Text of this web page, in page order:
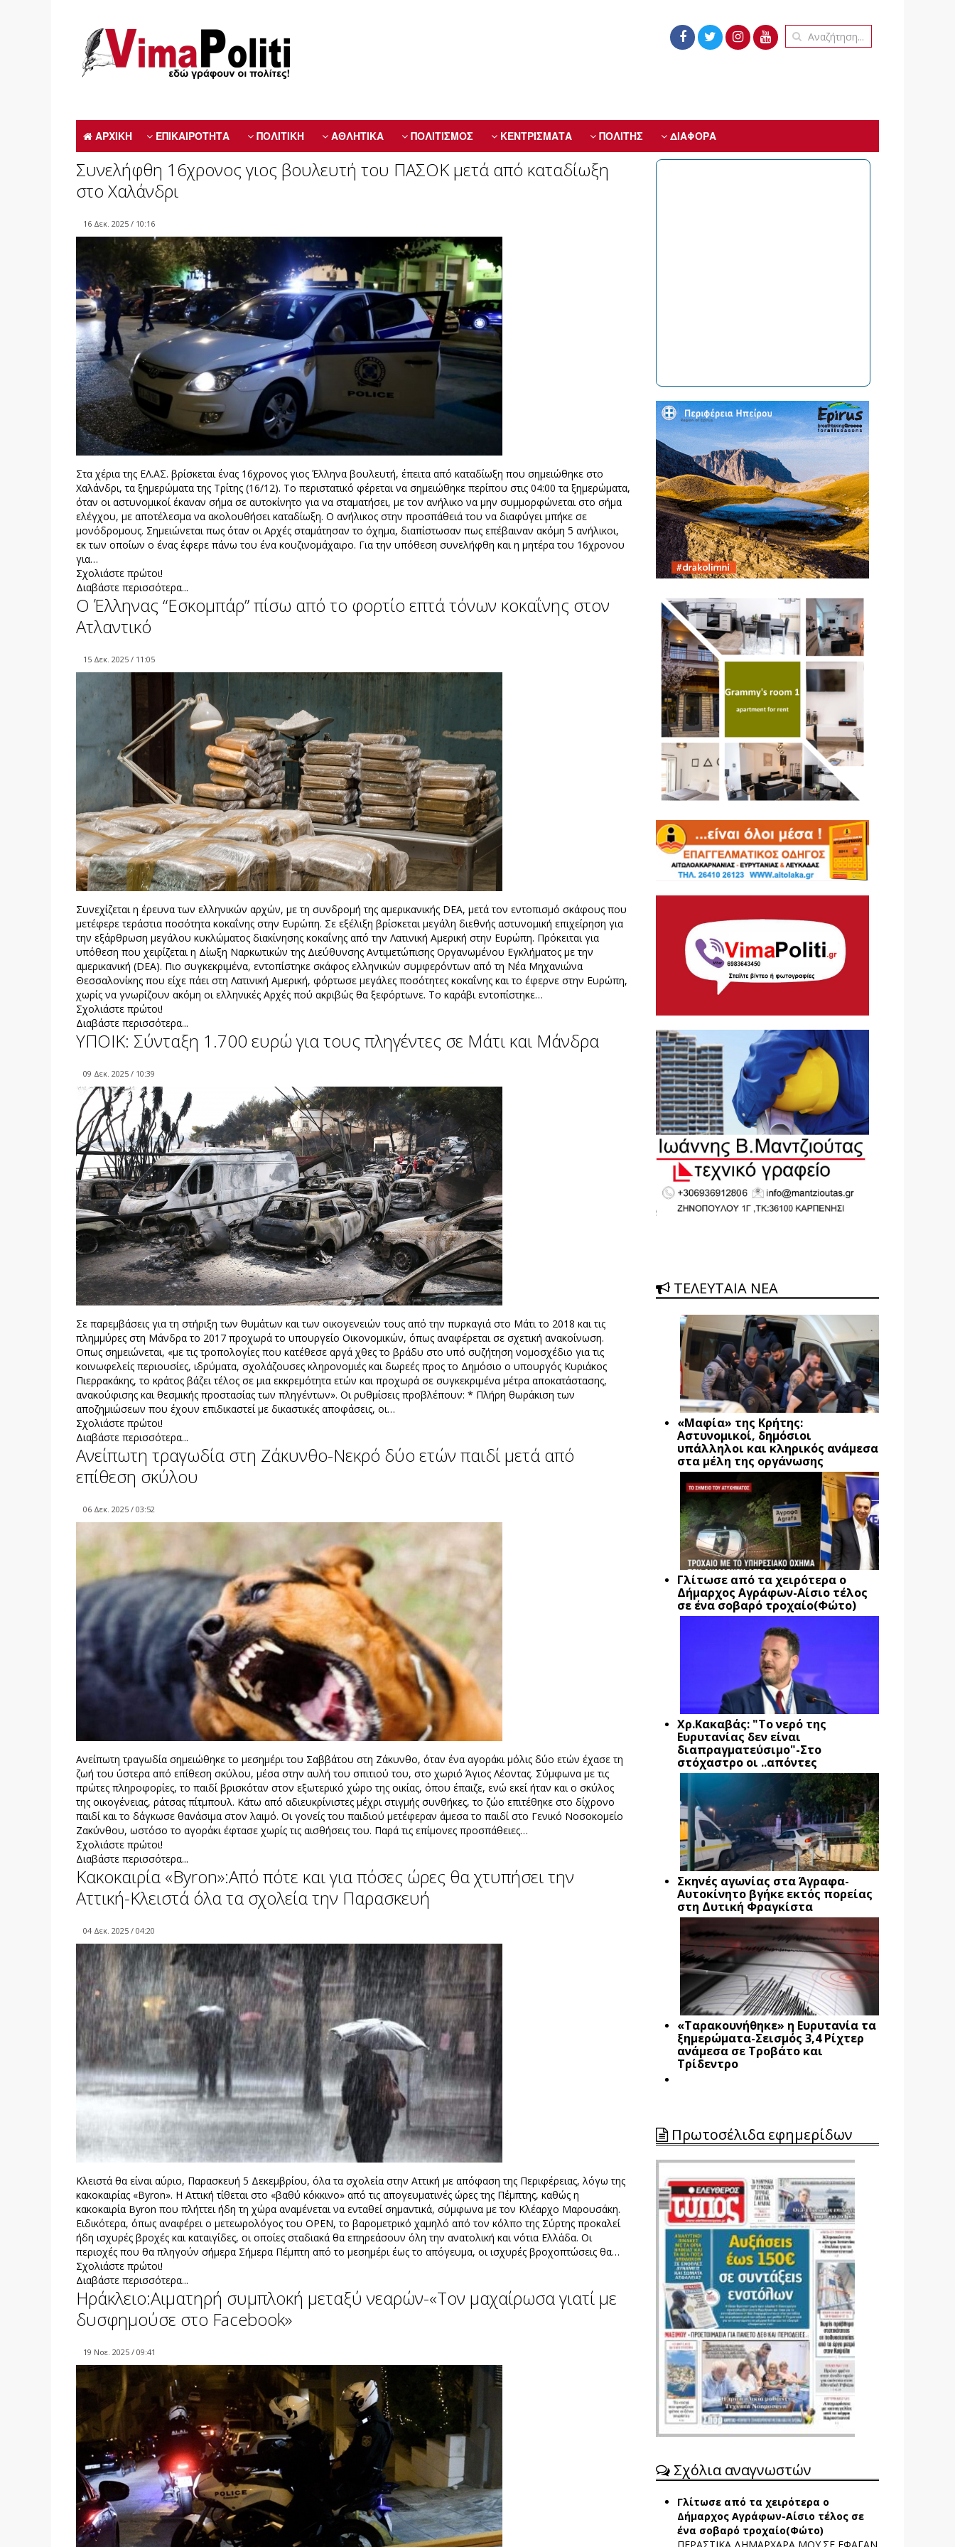
ΑΡΧΙΚΗ ΕΠΙΚΑΙΡΟΤΗΤΑ ΠΟΛΙΤΙΚΗ ΑΘΛΗΤΙΚΑ ΠΟΛΙΤΙΣΜΟΣ ΚΕΝΤΡΙΣΜΑΤΑ ΠΟΛΙΤΗΣ ΔΙΑΦΟΡΑ
Συνελήφθη 16χρονος γιος βουλευτή του ΠΑΣΟΚ μετά από καταδίωξη
στο Χαλάνδρι
16 Δεκ. 2025 / 10:16
Στα χέρια της ΕΛ.ΑΣ. βρίσκεται ένας 16χρονος γιος Έλληνα βουλευτή, έπειτα από καταδίωξη που σημειώθηκε στο
Χαλάνδρι, τα ξημερώματα της Τρίτης (16/12). Το περιστατικό φέρεται να σημειώθηκε περίπου στις 04:00 τα ξημερώματα,
όταν οι αστυνομικοί έκαναν σήμα σε αυτοκίνητο για να σταματήσει, με τον ανήλικο να μην συμμορφώνεται στο σήμα
ελέγχου, με αποτέλεσμα να ακολουθήσει καταδίωξη. Ο ανήλικος στην προσπάθειά του να διαφύγει μπήκε σε
μονόδρομους. Σημειώνεται πως όταν οι Αρχές σταμάτησαν το όχημα, διαπίστωσαν πως επέβαιναν ακόμη 5 ανήλικοι,
εκ των οποίων ο ένας έφερε πάνω του ένα κουζινομάχαιρο. Για την υπόθεση συνελήφθη και η μητέρα του 16χρονου
για…
Σχολιάστε πρώτοι!
Διαβάστε περισσότερα...
Ο Έλληνας “Εσκομπάρ” πίσω από το φορτίο επτά τόνων κοκαΐνης στον
Ατλαντικό
15 Δεκ. 2025 / 11:05
Συνεχίζεται η έρευνα των ελληνικών αρχών, με τη συνδρομή της αμερικανικής DEA, μετά τον εντοπισμό σκάφους που
μετέφερε τεράστια ποσότητα κοκαΐνης στην Ευρώπη. Σε εξέλιξη βρίσκεται μεγάλη διεθνής αστυνομική επιχείρηση για
την εξάρθρωση μεγάλου κυκλώματος διακίνησης κοκαΐνης από την Λατινική Αμερική στην Ευρώπη. Πρόκειται για
υπόθεση που χειρίζεται η Δίωξη Ναρκωτικών της Διεύθυνσης Αντιμετώπισης Οργανωμένου Εγκλήματος με την
αμερικανική (DEA). Πιο συγκεκριμένα, εντοπίστηκε σκάφος ελληνικών συμφερόντων από τη Νέα Μηχανιώνα
Θεσσαλονίκης που είχε πάει στη Λατινική Αμερική, φόρτωσε μεγάλες ποσότητες κοκαΐνης και το έφερνε στην Ευρώπη,
χωρίς να γνωρίζουν ακόμη οι ελληνικές Αρχές πού ακριβώς θα ξεφόρτωνε. Το καράβι εντοπίστηκε…
Σχολιάστε πρώτοι!
Διαβάστε περισσότερα...
ΥΠΟΙΚ: Σύνταξη 1.700 ευρώ για τους πληγέντες σε Μάτι και Μάνδρα
09 Δεκ. 2025 / 10:39
Σε παρεμβάσεις για τη στήριξη των θυμάτων και των οικογενειών τους από την πυρκαγιά στο Μάτι το 2018 και τις
πλημμύρες στη Μάνδρα το 2017 προχωρά το υπουργείο Οικονομικών, όπως αναφέρεται σε σχετική ανακοίνωση.
Οπως σημειώνεται, «με τις τροπολογίες που κατέθεσε αργά χθες το βράδυ στο υπό συζήτηση νομοσχέδιο για τις
κοινωφελείς περιουσίες, ιδρύματα, σχολάζουσες κληρονομιές και δωρεές προς το Δημόσιο ο υπουργός Κυριάκος
Πιερρακάκης, το κράτος βάζει τέλος σε μια εκκρεμότητα ετών και προχωρά σε συγκεκριμένα μέτρα αποκατάστασης,
ανακούφισης και θεσμικής προστασίας των πληγέντων». Οι ρυθμίσεις προβλέπουν: * Πλήρη θωράκιση των
αποζημιώσεων που έχουν επιδικαστεί με δικαστικές αποφάσεις, οι…
Σχολιάστε πρώτοι!
Διαβάστε περισσότερα...
Ανείπωτη τραγωδία στη Ζάκυνθο-Νεκρό δύο ετών παιδί μετά από
επίθεση σκύλου
06 Δεκ. 2025 / 03:52
Ανείπωτη τραγωδία σημειώθηκε το μεσημέρι του Σαββάτου στη Ζάκυνθο, όταν ένα αγοράκι μόλις δύο ετών έχασε τη
ζωή του ύστερα από επίθεση σκύλου, μέσα στην αυλή του σπιτιού του, στο χωριό Άγιος Λέοντας. Σύμφωνα με τις
πρώτες πληροφορίες, το παιδί βρισκόταν στον εξωτερικό χώρο της οικίας, όπου έπαιζε, ενώ εκεί ήταν και ο σκύλος
της οικογένειας, ράτσας πίτμπουλ. Κάτω από αδιευκρίνιστες μέχρι στιγμής συνθήκες, το ζώο επιτέθηκε στο δίχρονο
παιδί και το δάγκωσε θανάσιμα στον λαιμό. Οι γονείς του παιδιού μετέφεραν άμεσα το παιδί στο Γενικό Νοσοκομείο
Ζακύνθου, ωστόσο το αγοράκι έφτασε χωρίς τις αισθήσεις του. Παρά τις επίμονες προσπάθειες…
Σχολιάστε πρώτοι!
Διαβάστε περισσότερα...
Κακοκαιρία «Byron»:Από πότε και για πόσες ώρες θα χτυπήσει την
Αττική-Κλειστά όλα τα σχολεία την Παρασκευή
04 Δεκ. 2025 / 04:20
Κλειστά θα είναι αύριο, Παρασκευή 5 Δεκεμβρίου, όλα τα σχολεία στην Αττική με απόφαση της Περιφέρειας, λόγω της
κακοκαιρίας «Byron». Η Αττική τίθεται στο «βαθύ κόκκινο» από τις απογευματινές ώρες της Πέμπτης, καθώς η
κακοκαιρία Byron που πλήττει ήδη τη χώρα αναμένεται να ενταθεί σημαντικά, σύμφωνα με τον Κλέαρχο Μαρουσάκη.
Ειδικότερα, όπως αναφέρει ο μετεωρολόγος του OPEN, το βαρομετρικό χαμηλό από τον κόλπο της Σύρτης προκαλεί
ήδη ισχυρές βροχές και καταιγίδες, οι οποίες σταδιακά θα επηρεάσουν όλη την ανατολική και νότια Ελλάδα. Οι
περιοχές που θα πληγούν σήμερα Σήμερα Πέμπτη από το μεσημέρι έως το απόγευμα, οι ισχυρές βροχοπτώσεις θα…
Σχολιάστε πρώτοι!
Διαβάστε περισσότερα...
Ηράκλειο:Αιματηρή συμπλοκή μεταξύ νεαρών-«Τον μαχαίρωσα γιατί με
δυσφημούσε στο Facebook»
19 Νοε. 2025 / 09:41
ΤΕΛΕΥΤΑΙΑ ΝΕΑ
«Μαφία» της Κρήτης:
Αστυνομικοί, δημόσιοι
υπάλληλοι και κληρικός ανάμεσα
στα μέλη της οργάνωσης
Γλίτωσε από τα χειρότερα ο
Δήμαρχος Αγράφων-Αίσιο τέλος
σε ένα σοβαρό τροχαίο(Φώτο)
Xρ.Κακαβάς: "Το νερό της
Ευρυτανίας δεν είναι
διαπραγματεύσιμο"-Στο
στόχαστρο οι ..απόντες
Σκηνές αγωνίας στα Άγραφα-
Αυτοκίνητο βγήκε εκτός πορείας
στη Δυτική Φραγκίστα
«Ταρακουνήθηκε» η Ευρυτανία τα
ξημερώματα-Σεισμός 3,4 Ρίχτερ
ανάμεσα σε Τροβάτο και
Τρίδεντρο
Πρωτοσέλιδα εφημερίδων
Σχόλια αναγνωστών
Γλίτωσε από τα χειρότερα ο
Δήμαρχος Αγράφων-Αίσιο τέλος σε
ένα σοβαρό τροχαίο(Φώτο)